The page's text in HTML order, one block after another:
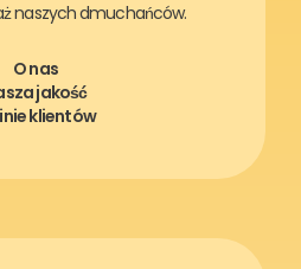
naszych dmuchańców.
O nas
jakość
klientów